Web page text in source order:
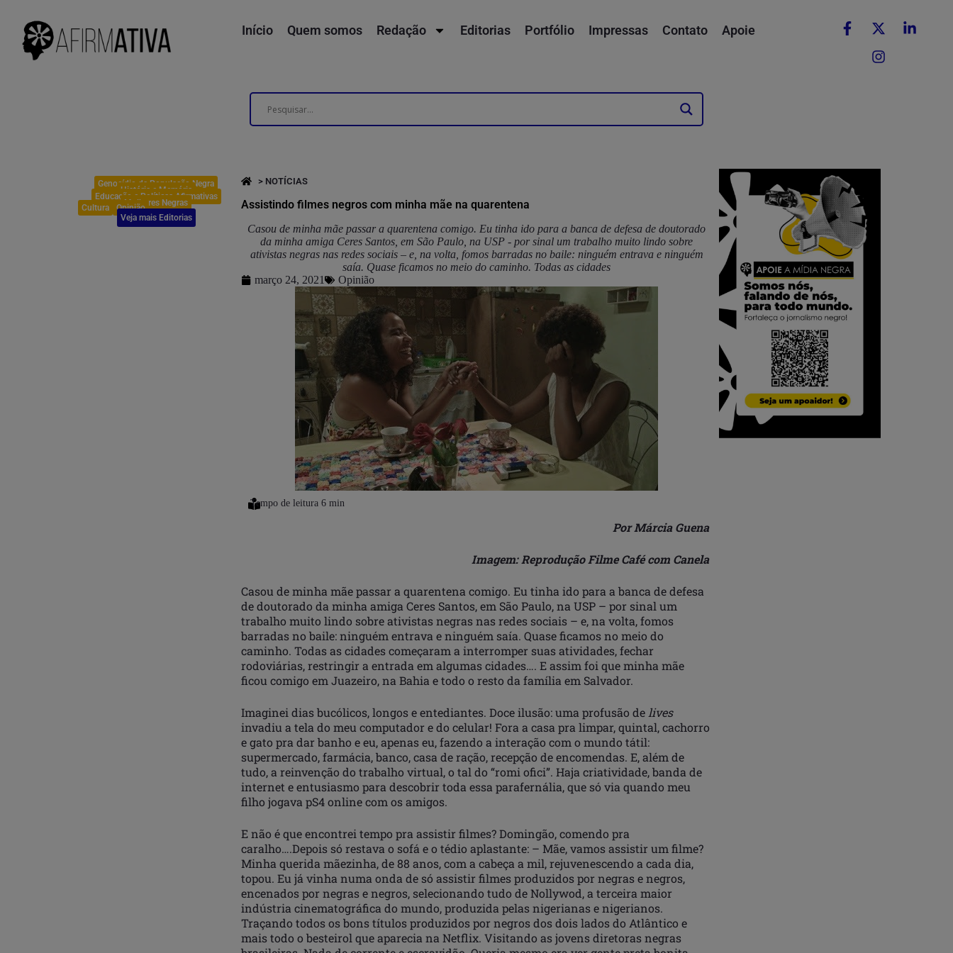
Início Quem somos Redação Editorias Portfólio Impressas Contato Apoie
Genocídio da População Negra
História e Memória
Educação e Políticas Afirmativas
Mulheres Negras
Cultura
Opinião
Veja mais Editorias
> NOTÍCIAS
Assistindo filmes negros com minha mãe na quarentena
Casou de minha mãe passar a quarentena comigo. Eu tinha ido para a banca de defesa de doutorado
da minha amiga Ceres Santos, em São Paulo, na USP - por sinal um trabalho muito lindo sobre
ativistas negras nas redes sociais – e, na volta, fomos barradas no baile: ninguém entrava e ninguém
saía. Quase ficamos no meio do caminho. Todas as cidades
março 24, 2021
Opinião
Por Márcia Guena
Imagem: Reprodução Filme Café com Canela
Casou de minha mãe passar a quarentena comigo. Eu tinha ido para a banca de defesa
de doutorado da minha amiga Ceres Santos, em São Paulo, na USP – por sinal um
trabalho muito lindo sobre ativistas negras nas redes sociais – e, na volta, fomos
barradas no baile: ninguém entrava e ninguém saía. Quase ficamos no meio do
caminho. Todas as cidades começaram a interromper suas atividades, fechar
rodoviárias, restringir a entrada em algumas cidades…. E assim foi que minha mãe
ficou comigo em Juazeiro, na Bahia e todo o resto da família em Salvador.
Imaginei dias bucólicos, longos e entediantes. Doce ilusão: uma profusão de lives
invadiu a tela do meu computador e do celular! Fora a casa pra limpar, quintal, cachorro
e gato pra dar banho e eu, apenas eu, fazendo a interação com o mundo tátil:
supermercado, farmácia, banco, casa de ração, recepção de encomendas. E, além de
tudo, a reinvenção do trabalho virtual, o tal do “romi ofici”. Haja criatividade, banda de
internet e entusiasmo para descobrir toda essa parafernália, que só via quando meu
filho jogava pS4 online com os amigos.
E não é que encontrei tempo pra assistir filmes? Domingão, comendo pra
caralho….Depois só restava o sofá e o tédio aplastante: – Mãe, vamos assistir um filme?
Minha querida mãezinha, de 88 anos, com a cabeça a mil, rejuvenescendo a cada dia,
topou. Eu já vinha numa onda de só assistir filmes produzidos por negras e negros,
encenados por negras e negros, selecionando tudo de Nollywod, a terceira maior
indústria cinematográfica do mundo, produzida pelas nigerianas e nigerianos.
Traçando todos os bons títulos produzidos por negros dos dois lados do Atlântico e
mais todo o besteirol que aparecia na Netflix. Visitando as jovens diretoras negras